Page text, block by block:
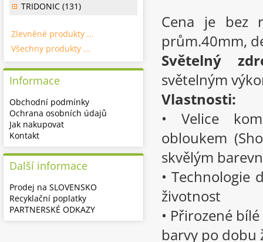
Cena je bez
prům.40mm,
Světelný
světelným
Vlastnosti:
• Velice
obloukem
skvělým
• Technologie
životnost
• Přirozené
barvy po dobu
TRIDONIC (131)
Zlevněné produkty ...
Všechny produkty ...
Informace
Obchodní podmínky
Ochrana osobních údajů
Jak nakupovat
Kontakt
Další informace
Prodej na SLOVENSKO
Recyklační poplatky
PARTNERSKÉ ODKAZY